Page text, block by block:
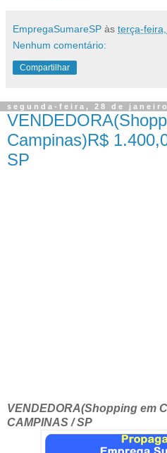
EmpregaSumareSP às terça-
Nenhum comentário:
Compartilhar
segunda-feira, 28 de
Campinas)R$
SP
VENDEDORA(Shopping em
CAMPINAS / SP